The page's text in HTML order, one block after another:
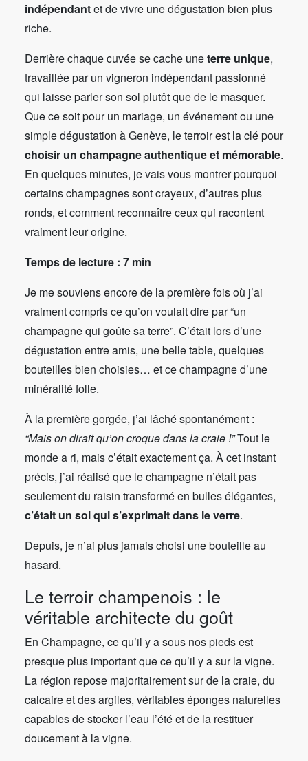
indépendantet de vivre une dégustation bien plus
riche.
Derrière chaque cuvée se cache uneterre unique,
travaillée par un vigneron indépendant passionné
qui laisse parler son sol plutôt que de le masquer.
Que ce soit pour un mariage, un événement ou une
simple dégustation à Genève, le terroir est la clé pour
choisir un champagne authentique et mémorable.
En quelques minutes, je vais vous montrer pourquoi
certains champagnes sont crayeux, d’autres plus
ronds, et comment reconnaître ceux qui racontent
vraiment leur origine.
Temps de lecture : 7 min
Je me souviens encore de la première fois où j’ai
vraiment compris ce qu’on voulait dire par “un
champagne qui goûte sa terre”. C’était lors d’une
dégustation entre amis, une belle table, quelques
bouteilles bien choisies… et ce champagne d’une
minéralité folle.
À la première gorgée, j’ai lâché spontanément :
“Mais on dirait qu’on croque dans la craie !”Tout le
monde a ri, mais c’était exactement ça. À cet instant
précis, j’ai réalisé que le champagne n’était pas
seulement du raisin transformé en bulles élégantes,
c’était un sol qui s’exprimait dans le verre.
Depuis, je n’ai plus jamais choisi une bouteille au
hasard.
Le terroir champenois : le
véritable architecte du goût
En Champagne, ce qu’il y a sous nos pieds est
presque plus important que ce qu’il y a sur la vigne.
La région repose majoritairement sur de la craie, du
calcaire et des argiles, véritables éponges naturelles
capables de stocker l’eau l’été et de la restituer
doucement à la vigne.